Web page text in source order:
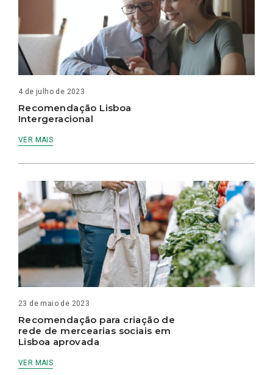
4 de julho de 2023
Recomendação Lisboa
Intergeracional
VER MAIS
23 de maio de 2023
Recomendação para criação de
rede de mercearias sociais em
Lisboa aprovada
VER MAIS